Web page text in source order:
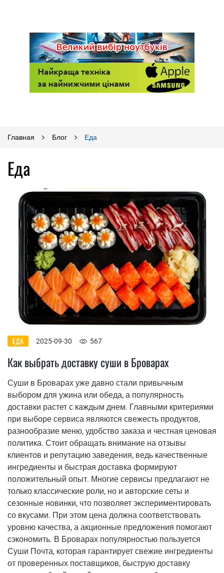
Главная Блог Еда
Еда
ЕДА 2025-09-30 567
Как выбрать доставку суши в Броварах
Суши в Броварах уже давно стали привычным
выбором для ужина или обеда, а популярность
доставки растет с каждым днем. Главными критериями
при выборе сервиса являются свежесть продуктов,
разнообразие меню, удобство заказа и честная ценовая
политика. Стоит обращать внимание на отзывы
клиентов и репутацию заведения, ведь качественные
ингредиенты и быстрая доставка формируют
положительный опыт. Многие сервисы предлагают не
только классические роли, но и авторские сеты и
сезонные новинки, что позволяет экспериментировать
со вкусами. При этом цена должна соответствовать
уровню качества, а акционные предложения помогают
сэкономить. В Броварах популярностью пользуется
Суши Почта, которая гарантирует свежие ингредиенты
от проверенных поставщиков, быструю доставку